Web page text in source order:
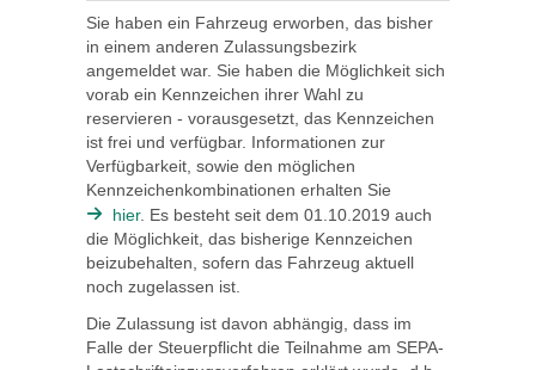
Sie haben ein Fahrzeug erworben, das bisher
in einem anderen Zulassungsbezirk
angemeldet war. Sie haben die Möglichkeit sich
vorab ein Kennzeichen ihrer Wahl zu
reservieren - vorausgesetzt, das Kennzeichen
ist frei und verfügbar. Informationen zur
Verfügbarkeit, sowie den möglichen
Kennzeichenkombinationen erhalten Sie
hier. Es besteht seit dem 01.10.2019 auch
die Möglichkeit, das bisherige Kennzeichen
beizubehalten, sofern das Fahrzeug aktuell
noch zugelassen ist.
Die Zulassung ist davon abhängig, dass im
Falle der Steuerpflicht die Teilnahme am SEPA-